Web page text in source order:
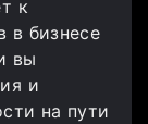
к
в бизнесе
вы
и
на пути